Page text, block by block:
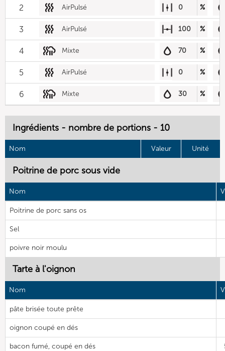
2 AirPulsé 0 %
3 AirPulsé 100 %
4 Mixte 70 %
5 AirPulsé 0 %
6 Mixte 30 %
Ingrédients - nombre de portions - 10
Nom Valeur Unité
Poitrine de porc sous vide
Nom
Poitrine de porc sans os
Sel
poivre noir moulu
Tarte à l'oignon
Nom
pâte brisée toute prête
oignon coupé en dés
bacon fumé, coupé en dés